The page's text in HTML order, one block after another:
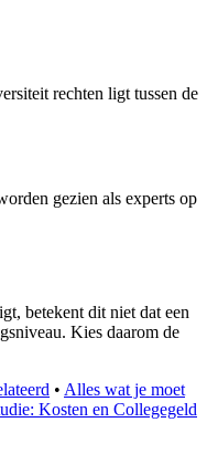
rechten ligt tussen de
gezien als experts op
betekent dit niet dat een
Kies daarom de
• Alles wat je moet
Kosten en Collegegeld